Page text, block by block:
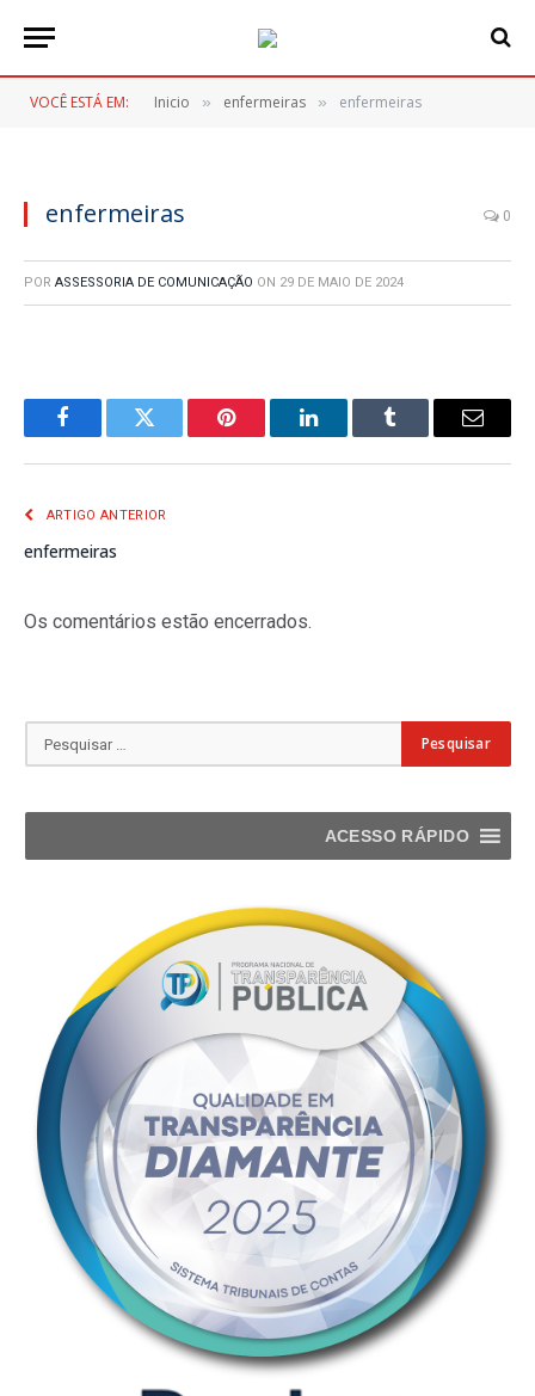
VOCÊ ESTÁ EM: Inicio » enfermeiras » enfermeiras
enfermeiras 0
POR ASSESSORIA DE COMUNICAÇÃO ON 29 DE MAIO DE 2024
FacebookTwitter Pinterest LinkedInTumblr
E-
ARTIGO ANTERIOR
enfermeiras
Os comentários estão encerrados.
ACESSO RÁPIDO